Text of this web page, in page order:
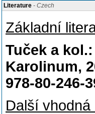
Literature - Czech
Základní
Tuček a kol.:
Karolinum,
978-80-246-
Další vhodná